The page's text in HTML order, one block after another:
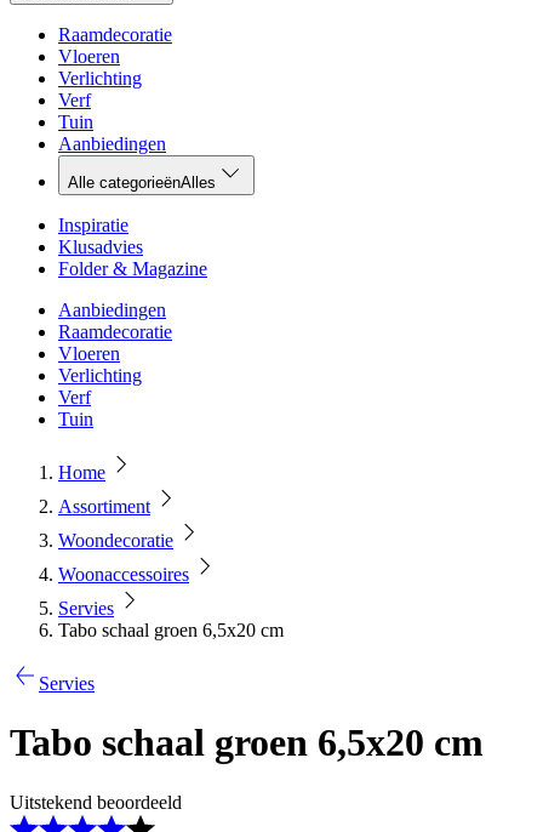
Raamdecoratie
Vloeren
Verlichting
Verf
Tuin
Aanbiedingen
Alle categorieënAlles
Inspiratie
Klusadvies
Folder & Magazine
Aanbiedingen
Raamdecoratie
Vloeren
Verlichting
Verf
Tuin
Home
Assortiment
Woondecoratie
Woonaccessoires
Servies
Tabo schaal groen 6,5x20 cm
Servies
Tabo schaal groen 6,5x20 cm
Uitstekend beoordeeld